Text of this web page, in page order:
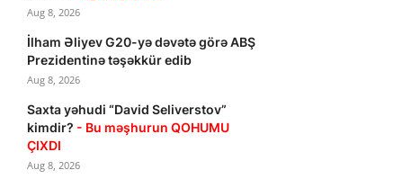
Aug 8, 2026
İlham Əliyev G20-yə dəvətə görə ABŞ
Prezidentinə təşəkkür edib
Aug 8, 2026
Saxta yəhudi “David Seliverstov”
kimdir? - Bu məşhurun QOHUMU
ÇIXDI
Aug 8, 2026